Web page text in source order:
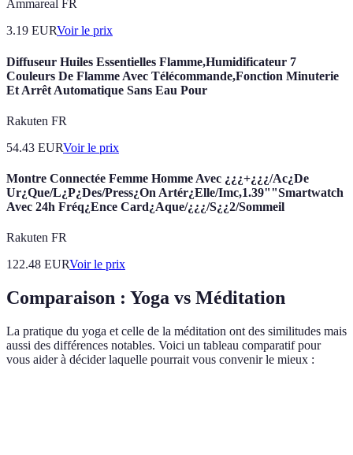
Ammareal FR
3.19 EURVoir le prix
Diffuseur Huiles Essentielles Flamme,Humidificateur 7
Couleurs De Flamme Avec Télécommande,Fonction Minuterie
Et Arrêt Automatique Sans Eau Pour
Rakuten FR
54.43 EURVoir le prix
Montre Connectée Femme Homme Avec ¿¿¿+¿¿¿/Ac¿De
Ur¿Que/L¿P¿Des/Press¿On Artér¿Elle/Imc,1.39""Smartwatch
Avec 24h Fréq¿Ence Card¿Aque/¿¿¿/S¿¿2/Sommeil
Rakuten FR
122.48 EURVoir le prix
Comparaison : Yoga vs Méditation
La pratique du yoga et celle de la méditation ont des similitudes mais
aussi des différences notables. Voici un tableau comparatif pour
vous aider à décider laquelle pourrait vous convenir le mieux :